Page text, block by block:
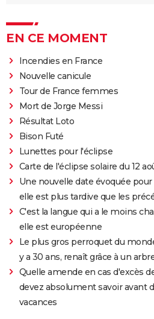
EN CE MOMENT
Incendies en France
Nouvelle canicule
Tour de France femmes
Mort de Jorge Messi
Résultat Loto
Bison Futé
Lunettes pour l'éclipse
Carte de l'éclipse solaire du 12
Une nouvelle date évoquée pour
elle est plus tardive que les
C'est la langue qui a le moins
elle est européenne
Le plus gros perroquet du
y a 30 ans, renaît grâce à un
Quelle amende en cas d'excès
devez absolument savoir avant
vacances